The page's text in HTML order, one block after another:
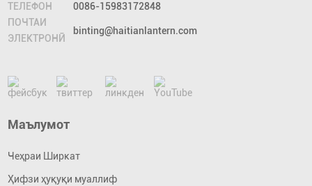
ТЕЛЕФОН
0086-15983172848
ПОЧТАИ
ЭЛЕКТРОНӢ
binting@haitianlantern.com
Маълумот
Чеҳраи Ширкат
Ҳифзи ҳуқуқи муаллиф